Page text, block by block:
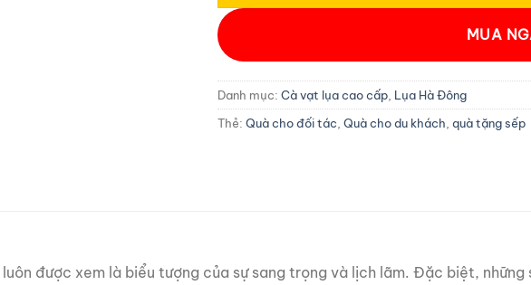
MUA
Danh mục: Cà vạt lụa cao cấp Lụa Hà Đông
Thẻ: Quà cho đối tác Quà cho du khách quà tặng sếp
luôn được xem là biểu tượng của sự sang trọng và lịch lãm. Đặc biệt, những